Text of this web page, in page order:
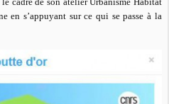
en s’appuyant sur ce qui se passe à la